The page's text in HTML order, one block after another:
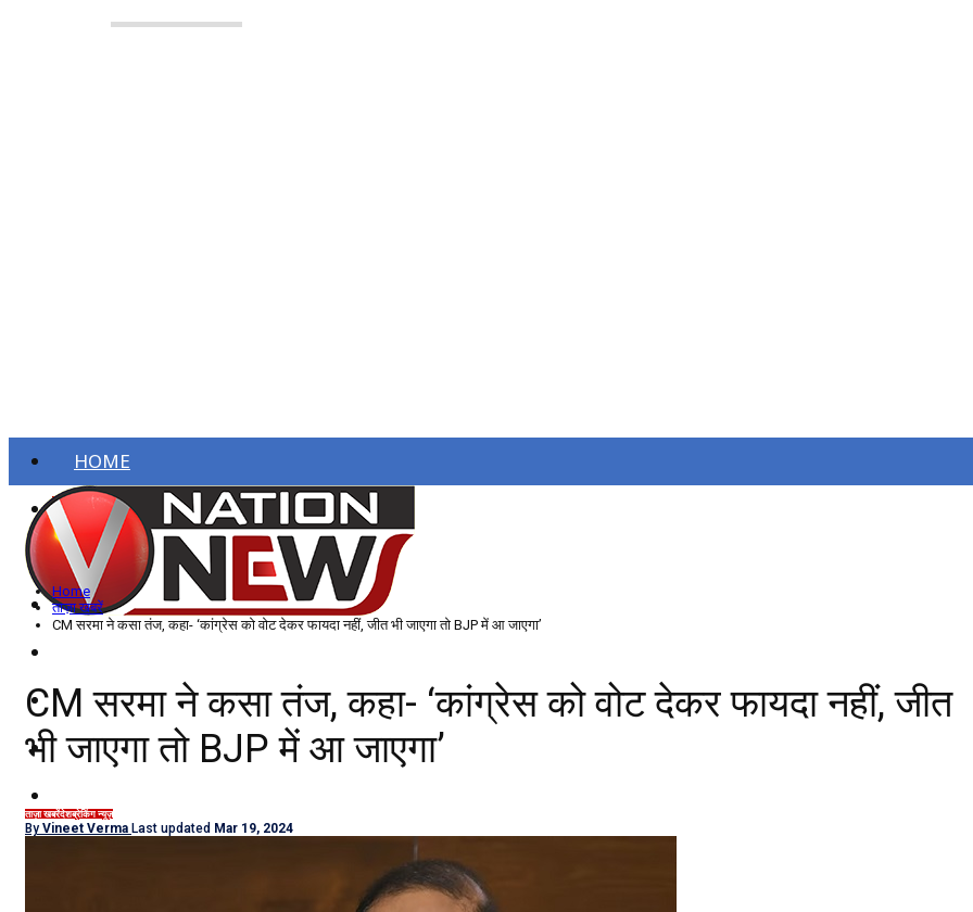
HOME
ताज़ा खबरें
देश
विदेश
उत्तर प्रदेश
नोएडा
राजनीति
Home
ताज़ा खबरें
CM सरमा ने कसा तंज, कहा- ‘कांग्रेस को वोट देकर फायदा नहीं, जीत भी जाएगा तो BJP में आ जाएगा’
CM सरमा ने कसा तंज, कहा- ‘कांग्रेस को वोट देकर फायदा नहीं, जीत
भी जाएगा तो BJP में आ जाएगा’
ताज़ा खबरेंदेशब्रेकिंग न्यूज़
By Vineet Verma Last updated Mar 19, 2024